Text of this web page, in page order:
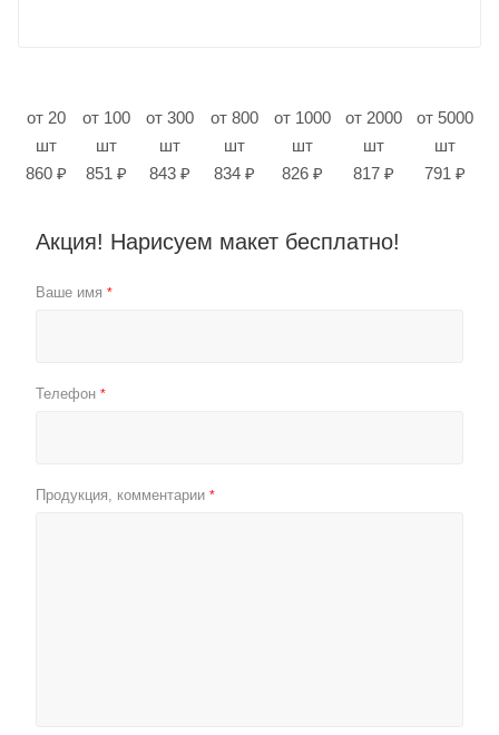
от 20
шт
860 ₽
от 100
шт
851 ₽
от 300
шт
843 ₽
от 800
шт
834 ₽
от 1000
шт
826 ₽
от 2000
шт
817 ₽
от 5000
шт
791 ₽
Акция! Нарисуем макет бесплатно!
Ваше имя *
Телефон *
Продукция, комментарии *